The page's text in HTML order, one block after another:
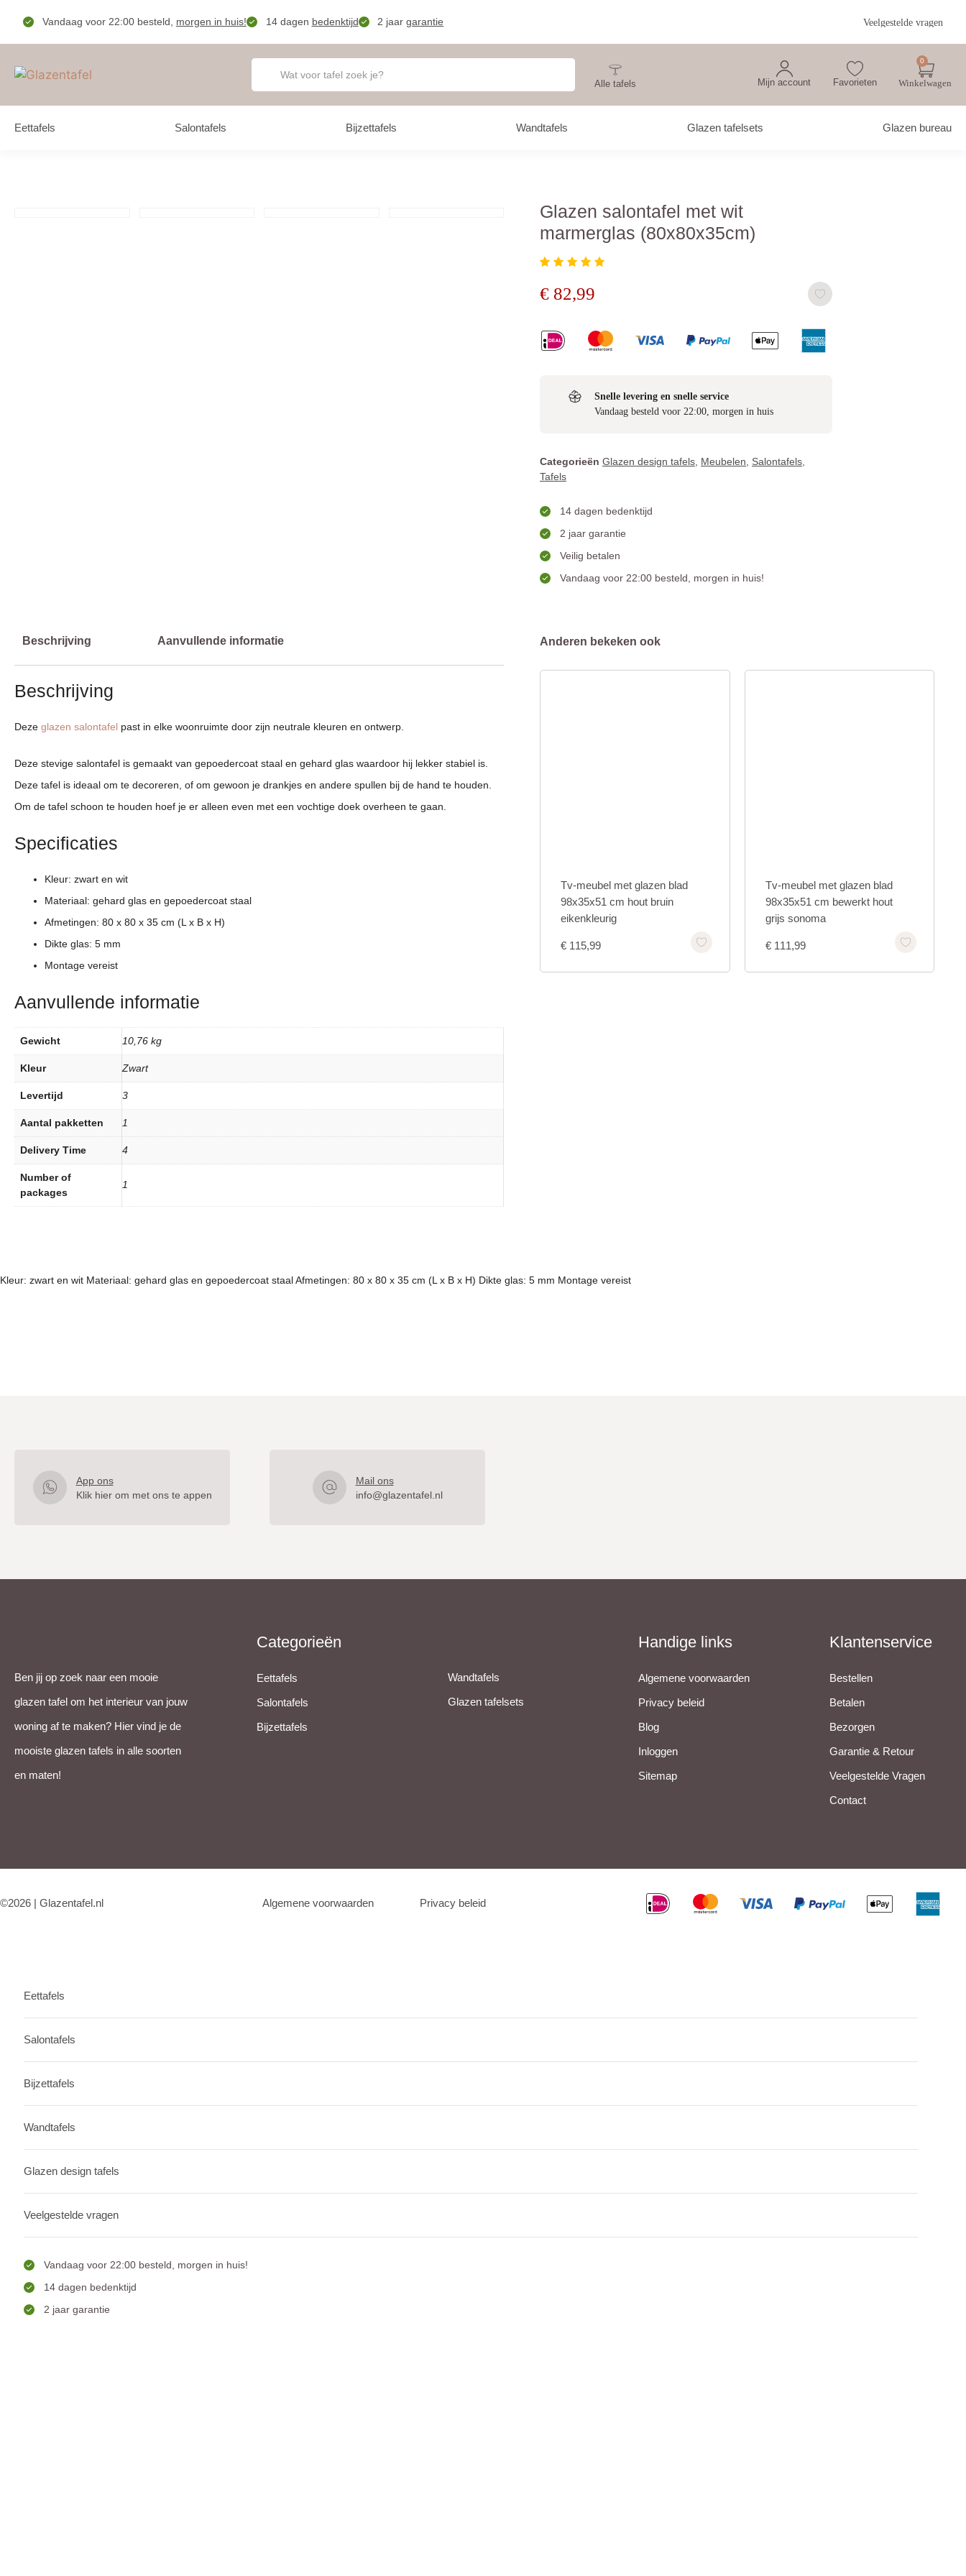
Vandaag voor 22:00 besteld, morgen in huis! 14 dagen bedenktijd 2 jaargarantie Veelgestelde vragen
Alle tafels Mijn account Favorieten
0
Eettafels Salontafels Bijzettafels Wandtafels Glazen tafelsets Glazen bureau
Glazen salontafel met wit
marmerglas (80x80x35cm)
€ 82,99
Snelle levering en snelle service
Vandaag besteld voor 22:00, morgen in huis
Categorieën Glazen design tafels Meubelen Salontafels
Tafels
14 dagen bedenktijd
2 jaar garantie
Veilig betalen
Vandaag voor 22:00 besteld, morgen in huis!
Beschrijving Aanvullende informatie
Beschrijving
Deze glazen salontafel past in elke woonruimte door zijn neutrale kleuren en ontwerp.
Deze stevige salontafel is gemaakt van gepoedercoat staal en gehard glas waardoor hij lekker stabiel is.
Deze tafel is ideaal om te decoreren, of om gewoon je drankjes en andere spullen bij de hand te houden.
Om de tafel schoon te houden hoef je er alleen even met een vochtige doek overheen te gaan.
Specificaties
Kleur: zwart en wit
Materiaal: gehard glas en gepoedercoat staal
Afmetingen: 80 x 80 x 35 cm (L x B x H)
Dikte glas: 5 mm
Montage vereist
Aanvullende informatie
Gewicht 10,76 kg
Kleur Zwart
Levertijd 3
Aantal pakketten 1
Delivery Time 4
Number of
packages
1
Anderen bekeken ook
Tv-meubel met glazen blad
98x35x51 cm hout bruin
eikenkleurig
€ 115,99
Tv-meubel met glazen blad
98x35x51 cm bewerkt hout
grijs sonoma
€111,99
Kleur: zwart en wit Materiaal: gehard glas en gepoedercoat staal Afmetingen: 80 x 80 x 35 cm (L x B x H) Dikte glas: 5 mm Montage vereist
App ons
Klik hier om met ons te appen
Mail ons
info@glazentafel.nl
Ben jij op zoek naar een mooie
glazen tafel om het interieur van jouw
woning af te maken? Hier vind je de
mooiste glazen tafels in alle soorten
en maten!
Categorieën
Eettafels
Salontafels
Bijzettafels
Wandtafels
Glazen tafelsets
Handige links
Algemene voorwaarden
Privacy beleid
Blog
Inloggen
Sitemap
Klantenservice
Bestellen
Betalen
Bezorgen
Garantie & Retour
Veelgestelde Vragen
Contact
©2026 | Glazentafel.nl Algemene voorwaarden Privacy beleid
Eettafels
Salontafels
Bijzettafels
Wandtafels
Glazen design tafels
Veelgestelde vragen
Vandaag voor 22:00 besteld, morgen in huis!
14 dagen bedenktijd
2 jaar garantie